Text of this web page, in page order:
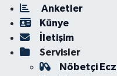
Anketler
Künye
İletişim
Servisler
Nöbetçi